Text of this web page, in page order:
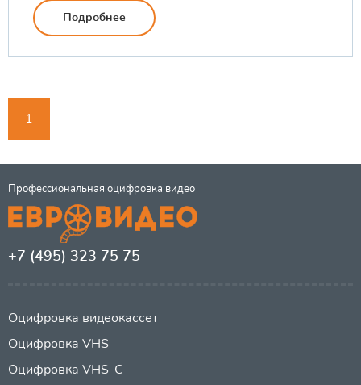
Подробнее
1
Профессиональная оцифровка видео
+7 (495) 323 75 75
Оцифровка видеокассет
Оцифровка VHS
Оцифровка VHS-C